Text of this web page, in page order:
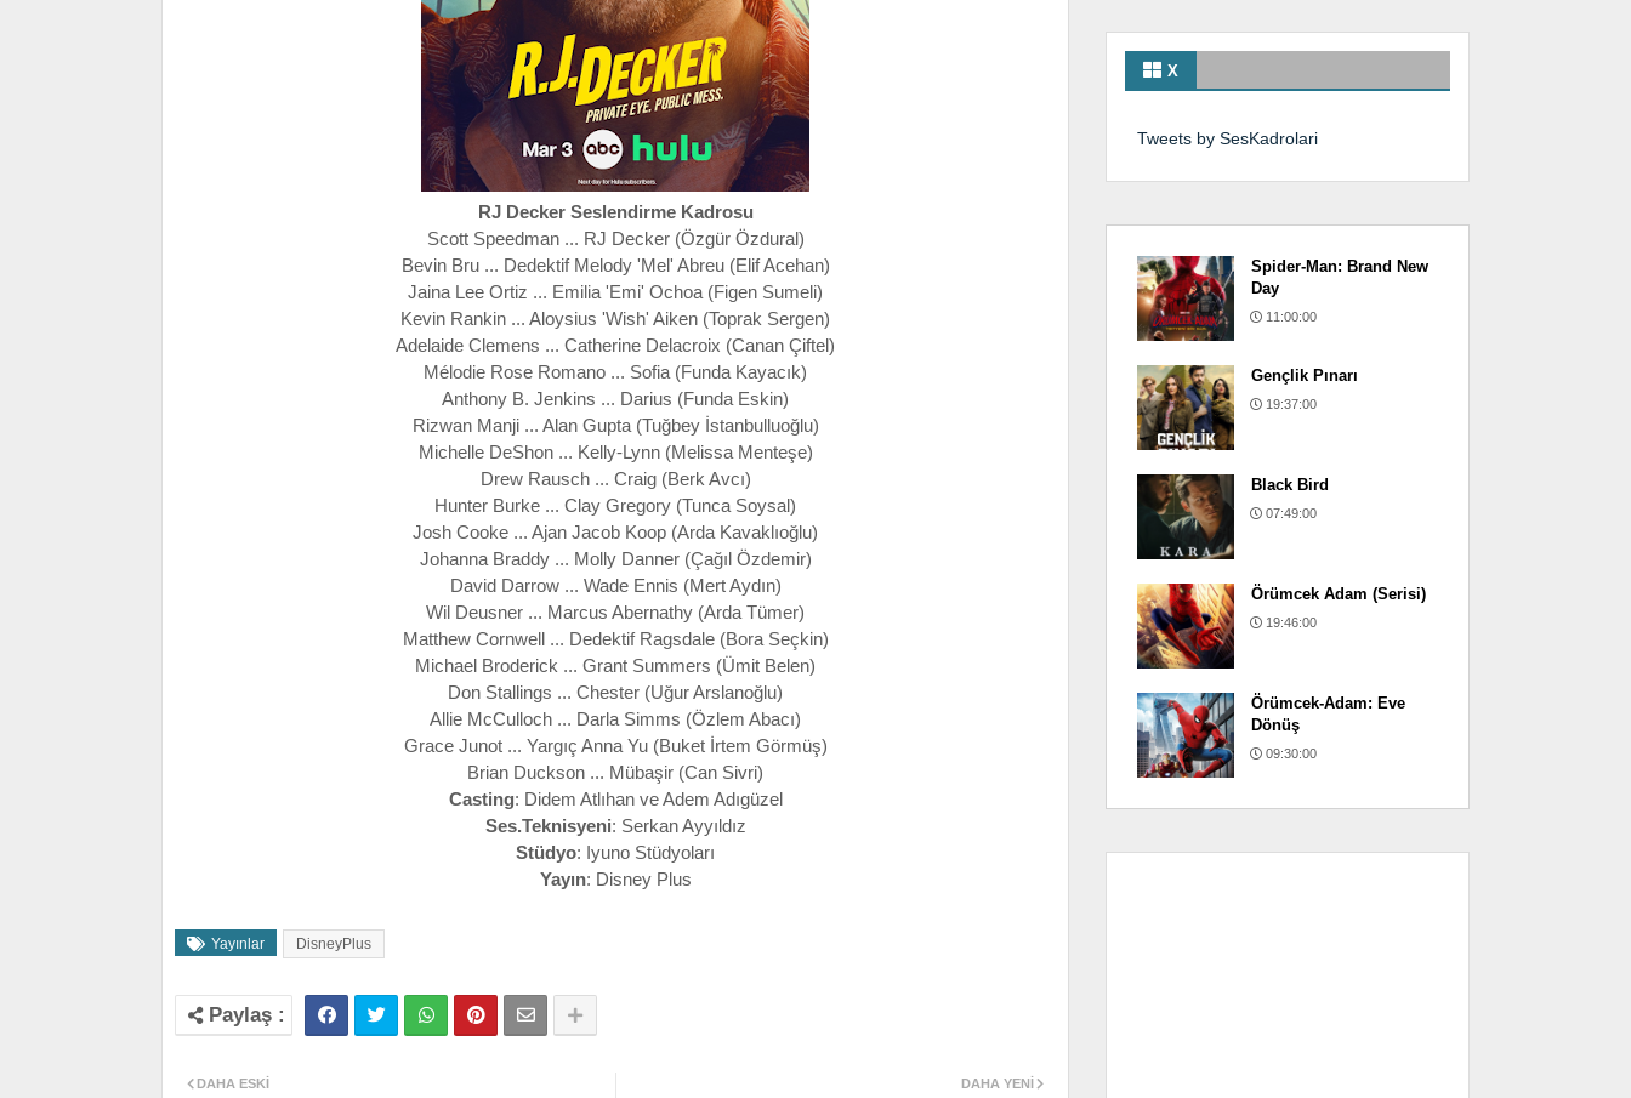
RJ Decker Seslendirme Kadrosu
Scott Speedman ... RJ Decker (Özgür Özdural)
Bevin Bru ... Dedektif Melody 'Mel' Abreu (Elif Acehan)
Jaina Lee Ortiz ... Emilia 'Emi' Ochoa (Figen Sumeli)
Kevin Rankin ... Aloysius 'Wish' Aiken (Toprak Sergen)
Adelaide Clemens ... Catherine Delacroix (Canan Çiftel)
Mélodie Rose Romano ... Sofia (Funda Kayacık)
Anthony B. Jenkins ... Darius (Funda Eskin)
Rizwan Manji ... Alan Gupta (Tuğbey İstanbulluoğlu)
Michelle DeShon ... Kelly-Lynn (Melissa Menteşe)
Drew Rausch ... Craig (Berk Avcı)
Hunter Burke ... Clay Gregory (Tunca Soysal)
Josh Cooke ... Ajan Jacob Koop (Arda Kavaklıoğlu)
Johanna Braddy ... Molly Danner (Çağıl Özdemir)
David Darrow ... Wade Ennis (Mert Aydın)
Wil Deusner ... Marcus Abernathy (Arda Tümer)
Matthew Cornwell ... Dedektif Ragsdale (Bora Seçkin)
Michael Broderick ... Grant Summers (Ümit Belen)
Don Stallings ... Chester (Uğur Arslanoğlu)
Allie McCulloch ... Darla Simms (Özlem Abacı)
Grace Junot ... Yargıç Anna Yu (Buket İrtem Görmüş)
Brian Duckson ... Mübaşir (Can Sivri)
Casting: Didem Atlıhan ve Adem Adıgüzel
Ses.Teknisyeni: Serkan Ayyıldız
Stüdyo: Iyuno Stüdyoları
Yayın: Disney Plus
Yayınlar DisneyPlus
DAHA YENI
DAHA ESKI
X
Tweets by SesKadrolari
Spider-Man: Brand New
Day
11:00:00
Gençlik Pınarı
19:37:00
Black Bird
07:49:00
Örümcek Adam (Serisi)
19:46:00
Örümcek-Adam: Eve
Dönüş
09:30:00